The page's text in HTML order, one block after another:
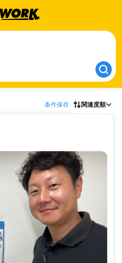
条件保存 関連度順